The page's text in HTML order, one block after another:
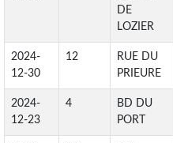
DE
LOZIER
2024-
12-30
12
RUE DU
PRIEURE
2024-
12-23
4
BD DU
PORT